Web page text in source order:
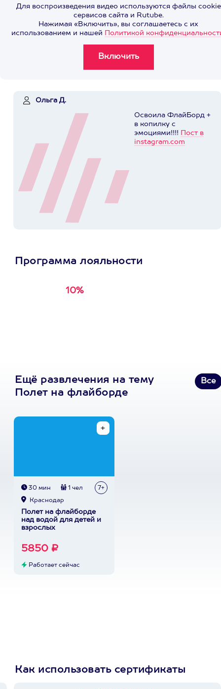
Для воспроизведения видео используются файлы cookie
сервисов сайта и Rutube.
Нажимая «Включить», вы соглашаетесь с их
использованием и нашей Политикой
Ольга Д.
Освоила ФлайБорд +
в копилку с
эмоциями!!!! Пост в
instagram.com
Программа лояльности
10%
Ещё развлечения на тему
Полет на флайборде
Все
30 мин 1 чел 7+
Краснодар
Полет на флайборде
над водой для детей и
взрослых
5850 ₽
Работает сейчас
Как использовать сертификаты